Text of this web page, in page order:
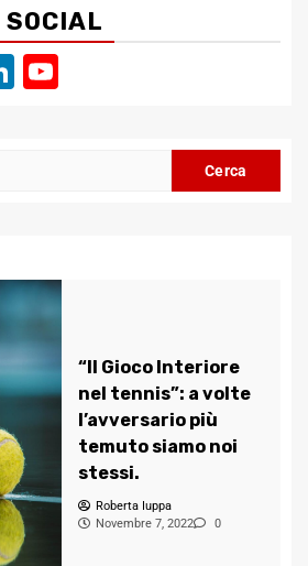
LinkedIn
“Il Gioco Interiore
nel tennis”: a volte
l’avversario più
temuto siamo noi
stessi.
Roberta Iuppa
Novembre 7, 2022
0